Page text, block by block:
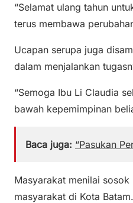
“Selamat ulang tahun
terus membawa
Ucapan serupa juga
dalam menjalankan
“Semoga Ibu Li Claudia
bawah kepemimpinan
Baca juga: “Pasukan
Masyarakat menilai
masyarakat di Kota